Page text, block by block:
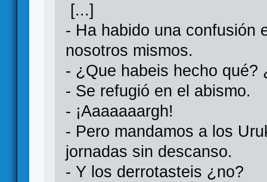
[...]
- Ha habido una confusión
nosotros mismos.
- ¿Que habeis hecho qué?
- Se refugió en el abismo.
- ¡Aaaaaaargh!
- Pero mandamos a los
jornadas sin descanso.
- Y los derrotasteis ¿no?